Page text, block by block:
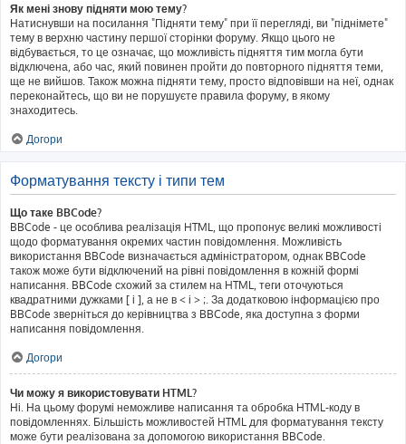
Як мені знову підняти мою тему?
Натиснувши на посилання "Підняти тему" при її перегляді, ви "піднімете"
тему в верхню частину першої сторінки форуму. Якщо цього не
відбувається, то це означає, що можливість підняття тим могла бути
відключена, або час, який повинен пройти до повторного підняття теми,
ще не вийшов. Також можна підняти тему, просто відповівши на неї, однак
переконайтесь, що ви не порушуєте правила форуму, в якому
знаходитесь.
Догори
Форматування тексту і типи тем
Що таке BBCode?
BBCode - це особлива реалізація HTML, що пропонує великі можливості
щодо форматування окремих частин повідомлення. Можливість
використання BBCode визначається адміністратором, однак BBCode
також може бути відключений на рівні повідомлення в кожній формі
написання. BBCode схожий за стилем на HTML, теги оточуються
квадратними дужками [ і ], а не в < і > ;. За додатковою інформацією про
BBCode зверніться до керівництва з BBCode, яка доступна з форми
написання повідомлення.
Догори
Чи можу я використовувати HTML?
Ні. На цьому форумі неможливе написання та обробка HTML-коду в
повідомленнях. Більшість можливостей HTML для форматування тексту
може бути реалізована за допомогою використання BBCode.